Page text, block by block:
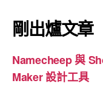
剛出爐文章
Namecheep 與
Maker 設計工具